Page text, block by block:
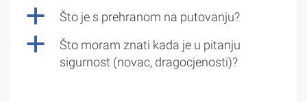
a Što je s prehranom na putovanju?
a
Što moram znati kada je u pitanju
sigurnost (novac, dragocjenosti)?